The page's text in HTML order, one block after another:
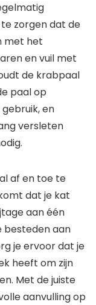
zorgen dat de
met het
en vuil met
de krabpaal
paal op
en
versleten
af en toe te
dat je kat
aan één
besteden aan
je ervoor dat je
heeft om zijn
Met de juiste
aanvulling op